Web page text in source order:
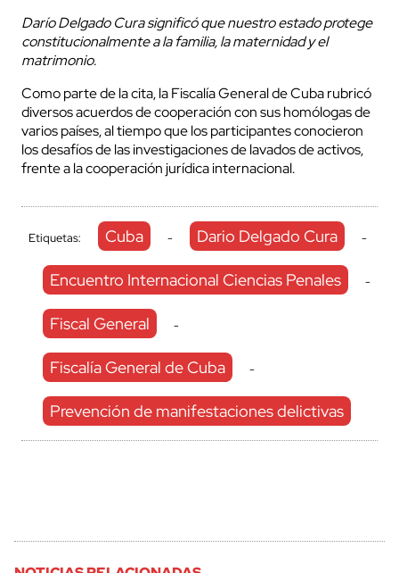
Darío Delgado Cura significó que nuestro estado protege
constitucionalmente a la familia, la maternidad y el
matrimonio.
Como parte de la cita, la Fiscalía General de Cuba rubricó
diversos acuerdos de cooperación con sus homólogas de
varios países, al tiempo que los participantes conocieron
los desafíos de las investigaciones de lavados de activos,
frente a la cooperación jurídica internacional.
Etiquetas: Cuba - Dario Delgado Cura -
Encuentro Internacional Ciencias Penales -
Fiscal General -
Fiscalía General de Cuba -
Prevención de manifestaciones delictivas